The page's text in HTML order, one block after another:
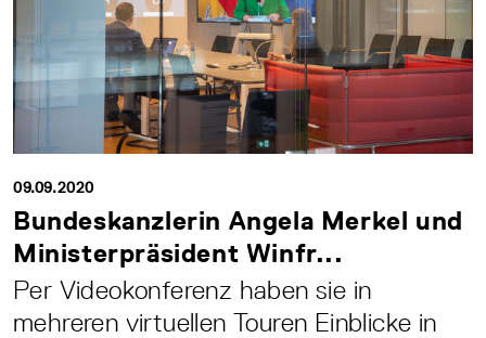
09.09.2020
Bundeskanzlerin Angela Merkel und
Ministerpräsident Winfr...
Per Videokonferenz haben sie in
mehreren virtuellen Touren Einblicke in